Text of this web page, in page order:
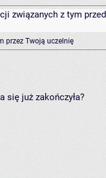
związanych z tym
przez Twoją uczelnię
się już zakończyła?